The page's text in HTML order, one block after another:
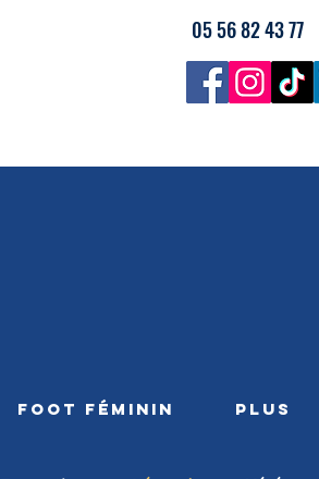
05 56 82 43 77
FOOT FÉMININ PLUS